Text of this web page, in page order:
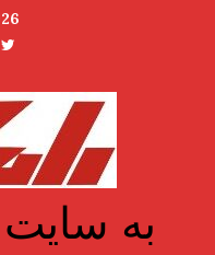
به